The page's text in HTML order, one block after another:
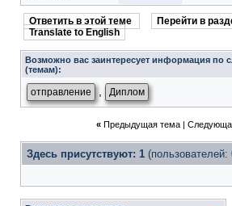
Ответить в этой теме
Перейти в
Translate to English
Возможно вас заинтересует информация по
(темам):
отправление Диплом
« Предыдущая тема|
Здесь присутствуют: 1 (пользователей: